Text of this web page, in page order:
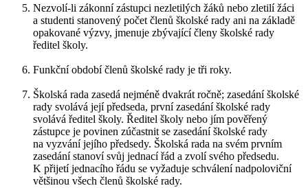
Nezvolí-li zákonní zástupci nezletilých žáků nebo zletilí žáci
a studenti stanovený počet členů školské rady ani na základě
opakované výzvy, jmenuje zbývající členy školské rady
ředitel školy.
Funkční období členů školské rady je tři roky.
Školská rada zasedá nejméně dvakrát ročně; zasedání školské
rady svolává její předseda, první zasedání školské rady
svolává ředitel školy. Ředitel školy nebo jím pověřený
zástupce je povinen zúčastnit se zasedání školské rady
na vyzvání jejího předsedy. Školská rada na svém prvním
zasedání stanoví svůj jednací řád a zvolí svého předsedu.
K přijetí jednacího řádu se vyžaduje schválení nadpoloviční
většinou všech členů školské rady.